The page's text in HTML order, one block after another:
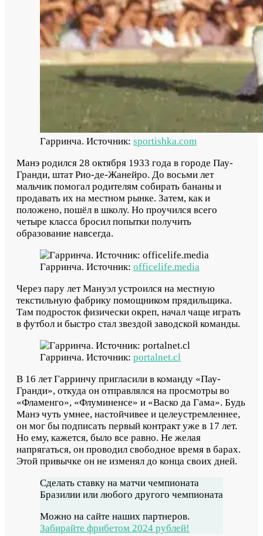
Гарринча. Источник: sportishka.com
Манэ родился 28 октября 1933 года в городе Пау-
Гранди, штат Рио-де-Жанейро. До восьми лет
мальчик помогал родителям собирать бананы и
продавать их на местном рынке. Затем, как и
положено, пошёл в школу. Но проучился всего
четыре класса бросил попытки получить
образование навсегда.
Гарринча. Источник: officelife.media
Через пару лет Мануэл устроился на местную
текстильную фабрику помощником прядильщика.
Там подросток физически окреп, начал чаще играть
в футбол и быстро стал звездой заводской команды.
Гарринча. Источник: portalnet.cl
В 16 лет Гарринчу пригласили в команду «Пау-
Гранди», откуда он отправлялся на просмотры во
«Фламенго», «Флуминенсе» и «Васко да Гама». Будь
Манэ чуть умнее, настойчивее и целеустремленнее,
он мог бы подписать первый контракт уже в 17 лет.
Но ему, кажется, было все равно. Не желая
напрягаться, он проводил свободное время в барах.
Этой привычке он не изменял до конца своих дней.
Сделать ставку на матчи чемпионата
Бразилии или любого другого чемпионата
Можно на сайте наших партнеров.
Забирайте фрибетом 2024 рублей!